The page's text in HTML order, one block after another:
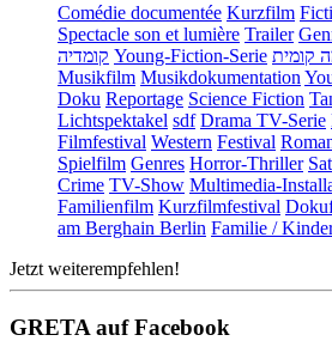
Comédie documentée Kurzfilm
Spectacle son et lumière Trailer
קומדיה Young-Fiction-Serie קומית
Musikfilm Musikdokumentation
Doku Reportage Science Fiction
Lichtspektakel sdf Drama TV-Serie
Filmfestival Western Festival
Spielfilm Genres Horror-Thriller
Crime TV-Show Multimedia-
Familienfilm Kurzfilmfestival
am Berghain Berlin Familie /
Jetzt weiterempfehlen!
GRETA auf Facebook